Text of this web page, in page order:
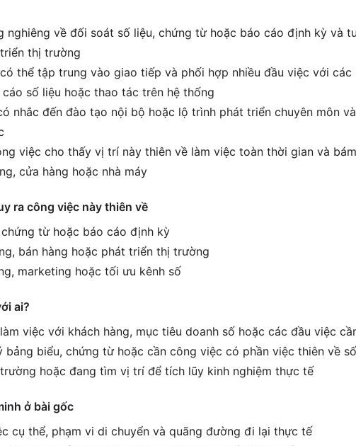
nghiêng về đối soát số liệu, chứng từ hoặc báo cáo định kỳ và
thị trường
thể tập trung vào giao tiếp và phối hợp nhiều đầu việc với các
số liệu hoặc thao tác trên hệ thống
nhắc đến đào tạo nội bộ hoặc lộ trình phát triển chuyên môn
việc cho thấy vị trí này thiên về làm việc toàn thời gian và
cửa hàng hoặc nhà máy
ra công việc này thiên về
từ hoặc báo cáo định kỳ
bán hàng hoặc phát triển thị trường
marketing hoặc tối ưu kênh số
ai?
việc với khách hàng, mục tiêu doanh số hoặc các đầu việc
bảng biểu, chứng từ hoặc cần công việc có phần việc thiên về
hoặc đang tìm vị trí để tích lũy kinh nghiệm thực tế
ở bài gốc
cụ thể, phạm vi di chuyển và quãng đường đi lại thực tế